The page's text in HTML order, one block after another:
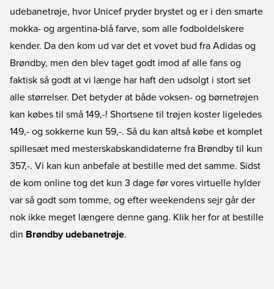
udebanetrøje, hvor Unicef pryder brystet og er i den smarte
mokka- og argentina-blå farve, som alle fodboldelskere
kender. Da den kom ud var det et vovet bud fra Adidas og
Brøndby, men den blev taget godt imod af alle fans og
faktisk så godt at vi længe har haft den udsolgt i stort set
alle størrelser. Det betyder at både voksen- og børnetrøjen
kan købes til små 149,-! Shortsene til trøjen koster ligeledes
149,- og sokkerne kun 59,-. Så du kan altså købe et komplet
spillesæt med mesterskabskandidaterne fra Brøndby til kun
357,-. Vi kan kun anbefale at bestille med det samme. Sidst
de kom online tog det kun 3 dage før vores virtuelle hylder
var så godt som tomme, og efter weekendens sejr går der
nok ikke meget længere denne gang. Klik her for at bestille
din Brøndby udebanetrøje.